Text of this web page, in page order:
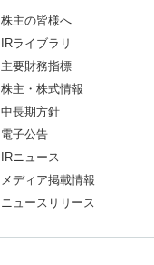
株主の皆様へ
IRライブラリ
主要財務指標
株主・株式情報
中長期方針
電子公告
IRニュース
メディア掲載情報
ニュースリリース